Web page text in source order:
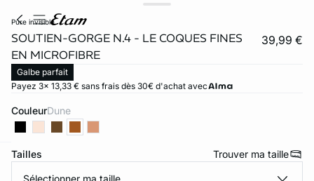
pure invisible
SOUTIEN-GORGE N.4 - LE COQUES FINES
EN MICROFIBRE
39,99 €
Galbe parfait
Payez 3x 13,33 € sans frais dès 30€ d'achat avec
Couleur dune
Tailles Trouver ma taille
Sélectionner ma taille